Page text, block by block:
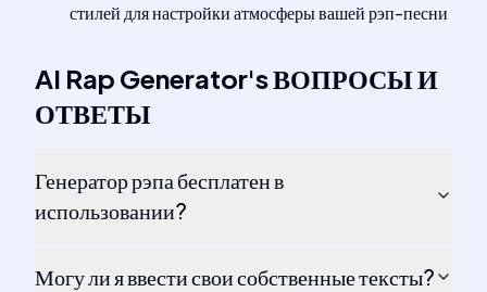
стилей для настройки атмосферы вашей рэп-песни
AI Rap Generator'sВОПРОСЫ И
ОТВЕТЫ
Генератор рэпа бесплатен в
использовании?
Могу ли я ввести свои собственные тексты?